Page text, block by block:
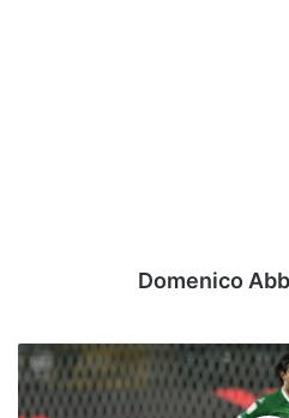
Domenico
Catanzaro-
Avellino
Playoff